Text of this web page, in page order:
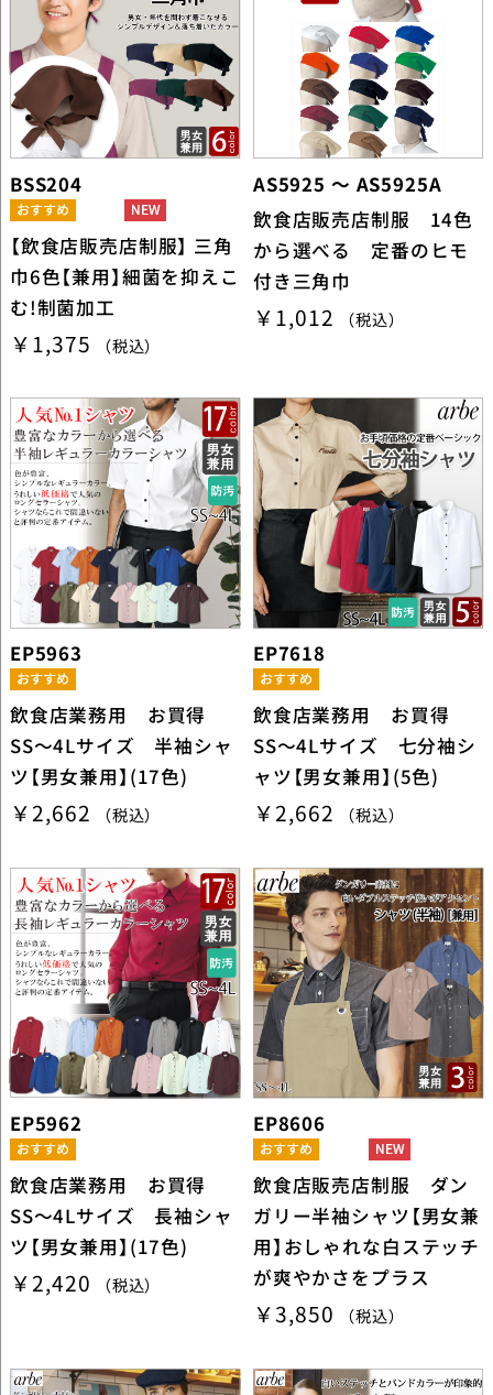
BSS204
【飲食店販売店制服】 三角
巾6色【兼用】細菌を抑えこ
む!制菌加工
￥1,375 （税込）
AS5925 ～ AS5925A
飲食店販売店制服 14色
から選べる 定番のヒモ
付き三角巾
￥1,012 （税込）
EP5963
飲食店業務用 お買得
SS～4Lサイズ 半袖シャ
ツ【男女兼用】(17色)
￥2,662 （税込）
EP7618
飲食店業務用 お買得
SS～4Lサイズ 七分袖シ
ャツ【男女兼用】(5色)
￥2,662 （税込）
EP5962
飲食店業務用 お買得
SS～4Lサイズ 長袖シャ
ツ【男女兼用】(17色)
￥2,420 （税込）
EP8606
飲食店販売店制服 ダン
ガリー半袖シャツ【男女兼
用】おしゃれな白ステッチ
が爽やかさをプラス
￥3,850 （税込）